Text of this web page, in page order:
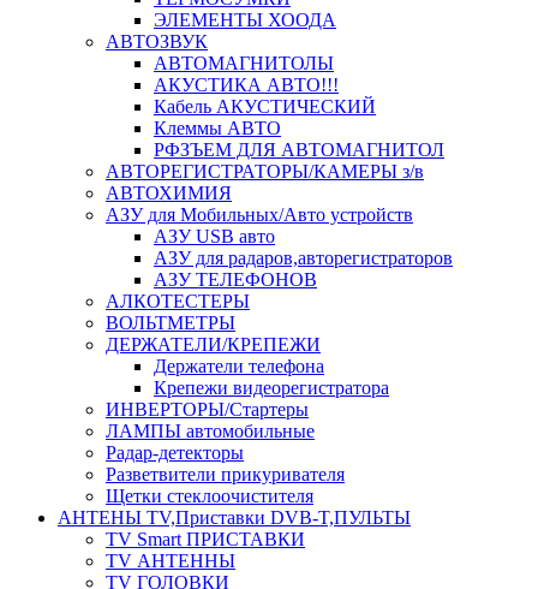
ЭЛЕМЕНТЫ ХООДА
АВТОЗВУК
АВТОМАГНИТОЛЫ
АКУСТИКА АВТО!!!
Кабель АКУСТИЧЕСКИЙ
Клеммы АВТО
РФЗЪЕМ ДЛЯ АВТОМАГНИТОЛ
АВТОРЕГИСТРАТОРЫ/КАМЕРЫ з/в
АВТОХИМИЯ
АЗУ для Мобильных/Авто устройств
АЗУ USB авто
АЗУ для радаров,авторегистраторов
АЗУ ТЕЛЕФОНОВ
АЛКОТЕСТЕРЫ
ВОЛЬТМЕТРЫ
ДЕРЖАТЕЛИ/КРЕПЕЖИ
Держатели телефона
Крепежи видеорегистратора
ИНВЕРТОРЫ/Стартеры
ЛАМПЫ автомобильные
Радар-детекторы
Разветвители прикуривателя
Щетки стеклоочистителя
АНТЕНЫ ТV,Приставки DVB-T,ПУЛЬТЫ
TV Smart ПРИСТАВКИ
TV АНТЕННЫ
TV ГОЛОВКИ